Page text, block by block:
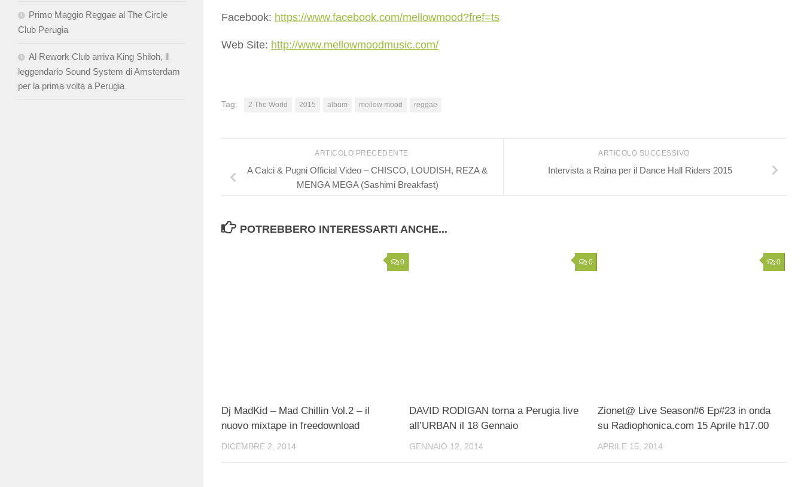
Facebook: https://www.facebook.com/mellowmood?fref=ts
Web Site: http://www.mellowmoodmusic.com/
Tag: 2 The World 2015 album mellow mood reggae
ARTICOLO SUCCESSIVO
Intervista a Raina per il Dance Hall Riders 2015
ARTICOLO PRECEDENTE
A Calci & Pugni Official Video – CHISCO, LOUDISH, REZA &
MENGA MEGA (Sashimi Breakfast)
POTREBBERO INTERESSARTI ANCHE...
0
Dj MadKid – Mad Chillin Vol.2 – il
nuovo mixtape in freedownload
DICEMBRE 2, 2014
0
DAVID RODIGAN torna a Perugia live
all’URBAN il 18 Gennaio
GENNAIO 12, 2014
0
Zionet@ Live Season#6 Ep#23 in onda
su Radiophonica.com 15 Aprile h17.00
APRILE 15, 2014
Primo Maggio Reggae al The Circle
Club Perugia
Al Rework Club arriva King Shiloh, il
leggendario Sound System di Amsterdam
per la prima volta a Perugia